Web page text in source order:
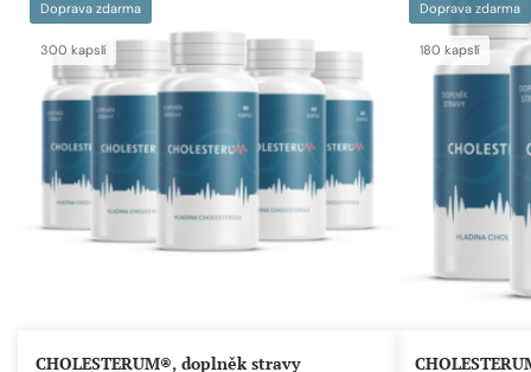
Doprava zdarma
300 kapslí
CHOLESTERUM®, doplněk stravy
Doprava zdarma
180 kapslí